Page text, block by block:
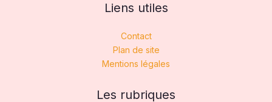
Liens utiles
Contact
Plan de site
Mentions légales
Les rubriques